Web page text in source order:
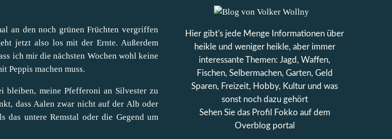
an den noch grünen Früchten vergriffen
jetzt also los mit der Ernte. Außerdem
ich mir die nächsten Wochen wohl keine
Peppis machen muss.
meine Pfefferoni an Silvester zu
dass Aalen zwar nicht auf der Alb oder
untere Remstal oder die Gegend um
Hier gibt's jede Menge Informationen über
heikle und weniger heikle, aber immer
interessante Themen: Jagd, Waffen,
Fischen, Selbermachen, Garten, Geld
Sparen, Freizeit, Hobby, Kultur und was
sonst noch dazu gehört
Sehen Sie das Profil
Fokko auf dem
Overblog portal